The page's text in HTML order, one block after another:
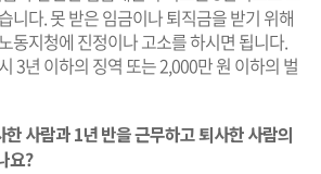
니다. 못 받은 임금이나 퇴직금을 받기 위해
동지청에 진정이나 고소를 하시면 됩니다.
3년 이하의 징역 또는 2,000만 원 이하의 벌
사람과 1년 반을 근무하고 퇴사한 사람의
요?